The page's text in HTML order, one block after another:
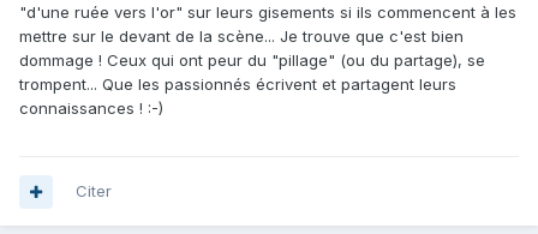
"d'une ruée vers l'or" sur leurs gisements si ils commencent à les
mettre sur le devant de la scène... Je trouve que c'est bien
dommage ! Ceux qui ont peur du "pillage" (ou du partage), se
trompent... Que les passionnés écrivent et partagent leurs
connaissances ! :-)
Citer